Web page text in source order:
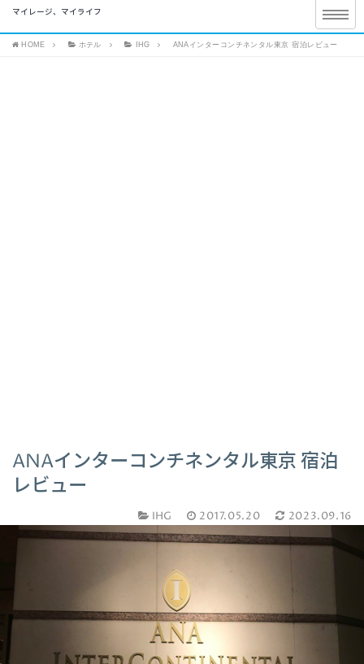
マイレージ、マイライフ
HOME ホテル IHG ANAインターコンチネンタル東京 宿泊レビュー
ANAインターコンチネンタル東京 宿泊
レビュー
IHG 2017.05.20 2023.09.16